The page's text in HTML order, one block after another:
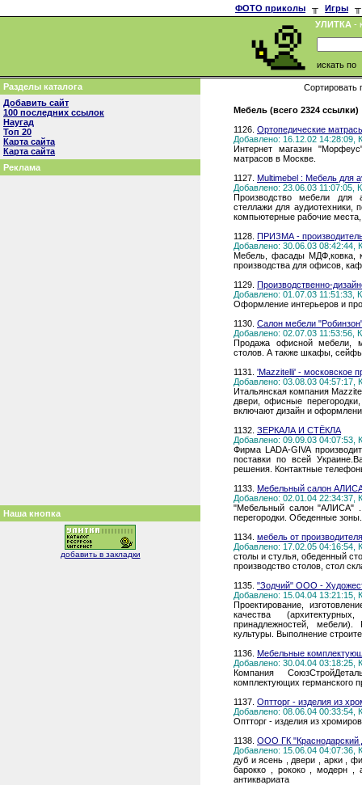
ФОТО приколы ╥ Игры
╥
УЛИТКА -
искать по
Разделы каталога
Добавить сайт
100 последних ссылок
Наугад
Топ 20
Карта сайта
Карта сайта
Реклама
Наша кнопка
добавить в закладки
Сортировать
Мебель (всего 2324 ссылки)
1126. Ортопедические
Добавлено: 16.12.02 14:28:09,
Интернет магазин
матрасов в Москве.
1127. Multimebel : Мебель для
Добавлено: 23.06.03 11:07:05,
Производство мебели для
стеллажи для аудиотехники,
компьютерные рабочие
1128. ПРИЗМА -
Добавлено: 30.06.03 08:42:44,
Мебель, фасады МДФ,ковка,
производства для офисов,
1129. Производственно-
Добавлено: 01.07.03 11:51:33,
Оформление интерьеров и
1130. Cалон мебели
Добавлено: 02.07.03 11:53:56,
Продажа офисной мебели,
столов. А также шкафы,
1131. 'Mazzitelli' - московское
Добавлено: 03.08.03 04:57:17,
Итальянская компания
двери, офисные
включают дизайн и
1132. ЗЕРКАЛА И СТЁКЛА
Добавлено: 09.09.03 04:07:53,
Фирма LADA-GIVA
поставки по всей
решения. Контактные
1133. Мебельный салон
Добавлено: 02.01.04 22:34:37,
"Мебельный салон "АЛИСА" .
перегородки. Обеденные
1134. мебель от
Добавлено: 17.02.05 04:16:54,
столы и стулья, обеденный
производство столов, стол
1135. "Зодчий" ООО -
Добавлено: 15.04.04 13:21:15,
Проектирование,
качества
принадлежностей,
культуры. Выполнение
1136. Мебельные
Добавлено: 30.04.04 03:18:25,
Компания
комплектующих германского
1137. Оптторг - изделия из
Добавлено: 08.06.04 00:33:54,
Оптторг - изделия из
1138. ООО ГК "Краснодарский
Добавлено: 15.06.04 04:07:36,
дуб и ясень , двери , арки ,
барокко , рококо , модерн ,
антиквариата